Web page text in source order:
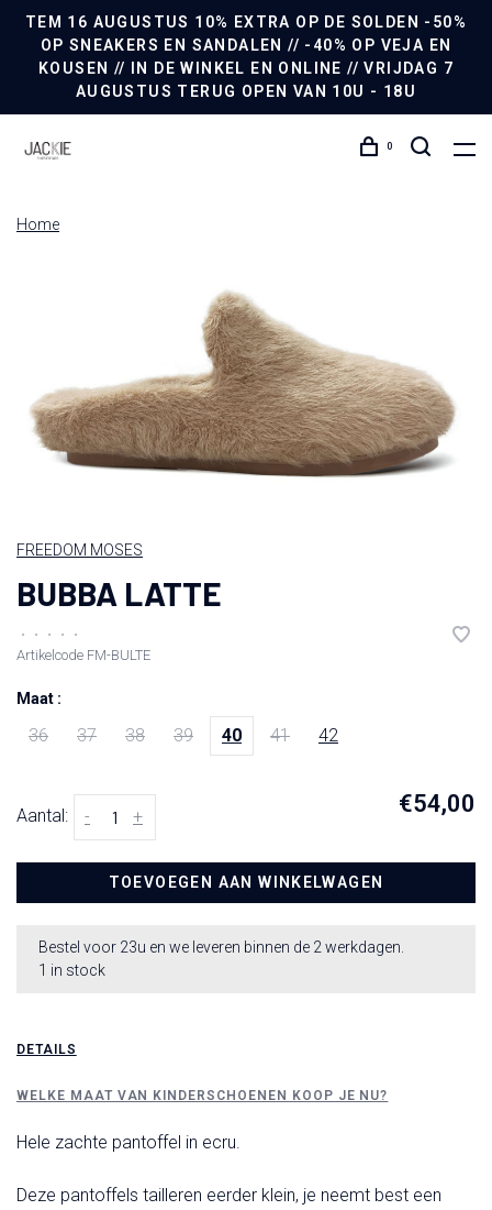
TEM 16 AUGUSTUS 10% EXTRA OP DE SOLDEN -50%
OP SNEAKERS EN SANDALEN // -40% OP VEJA EN
KOUSEN // IN DE WINKEL EN ONLINE // VRIJDAG 7
AUGUSTUS TERUG OPEN VAN 10U - 18U
0
Home
FREEDOM MOSES
BUBBA LATTE
• • • •
•
Artikelcode FM-BULTE
Maat :
36 37 38 39 40 41 42
Aantal: +
- €54,00
TOEVOEGEN AAN WINKELWAGEN
Bestel voor 23u en we leveren binnen de 2 werkdagen.
1 in stock
DETAILS
WELKE MAAT VAN KINDERSCHOENEN KOOP JE NU?
Hele zachte pantoffel in ecru.
Deze pantoffels tailleren eerder klein, je neemt best een